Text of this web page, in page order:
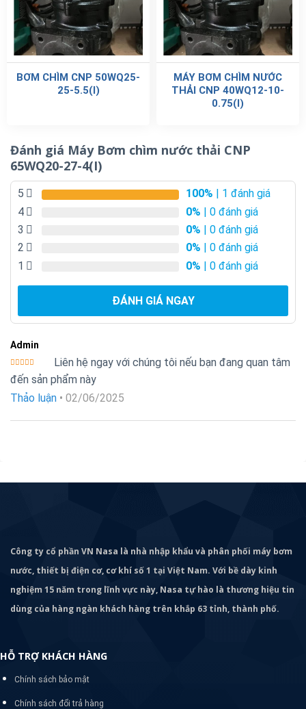
BƠM CHÌM CNP 50WQ25-
25-5.5(I)
MÁY BƠM CHÌM NƯỚC
THẢI CNP 40WQ12-10-
0.75(I)
Đánh giá Máy Bơm chìm nước thải CNP
65WQ20-27-4(I)
5 100% | 1 đánh giá
4
0% | 0 đánh giá
3
0% | 0 đánh giá
2
0% | 0 đánh giá
1
0% | 0 đánh giá
ĐÁNH GIÁ NGAY
Admin
Được xếp
hạng 55
Liên hệ ngay với chúng tôi nếu bạn đang quan tâm
đến sản phẩm này
Thảo luận • 02/06/2025
Công ty cổ phần VN Nasa là nhà nhập khẩu và phân phối máy bơm
nước, thiết bị điện cơ, cơ khí số 1 tại Việt Nam. Với bề dày kinh
nghiệm 15 năm trong lĩnh vực này, Nasa tự hào là thương hiệu tin
dùng của hàng ngàn khách hàng trên khắp 63 tỉnh, thành phố.
HỖ TRỢ KHÁCH HÀNG
Chính sách bảo mật
Chính sách đổi trả hàng